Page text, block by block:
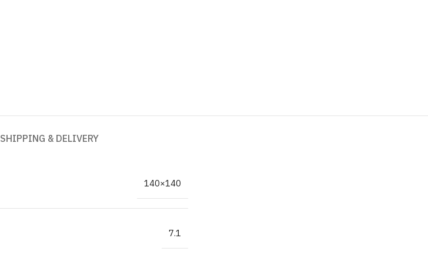
SHIPPING & DELIVERY
140×140
7.1